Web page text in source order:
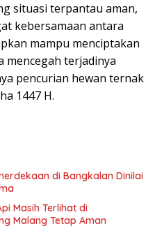
situasi terpantau aman,
kebersamaan antara
mampu menciptakan
mencegah terjadinya
pencurian hewan ternak
1447 H.
di Bangkalan Dinilai
Masih Terlihat di
Malang Tetap Aman